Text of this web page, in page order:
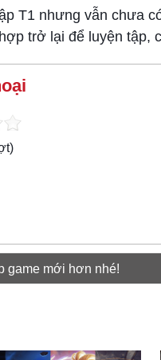
T1 nhưng vẫn chưa
trở lại để luyện tập,
game mới hơn nhé!